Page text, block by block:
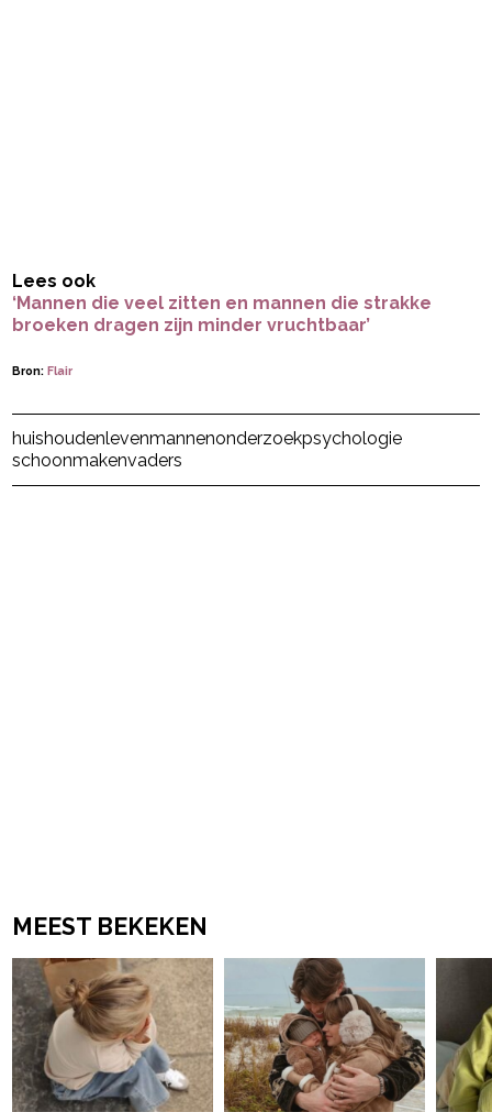
Lees ook
‘Mannen die veel zitten en mannen die strakke
broeken dragen zijn minder vruchtbaar’
Bron: Flair
Post Views: 27
huishoudenlevenmannenonderzoekpsychologie
schoonmakenvaders
MEEST BEKEKEN